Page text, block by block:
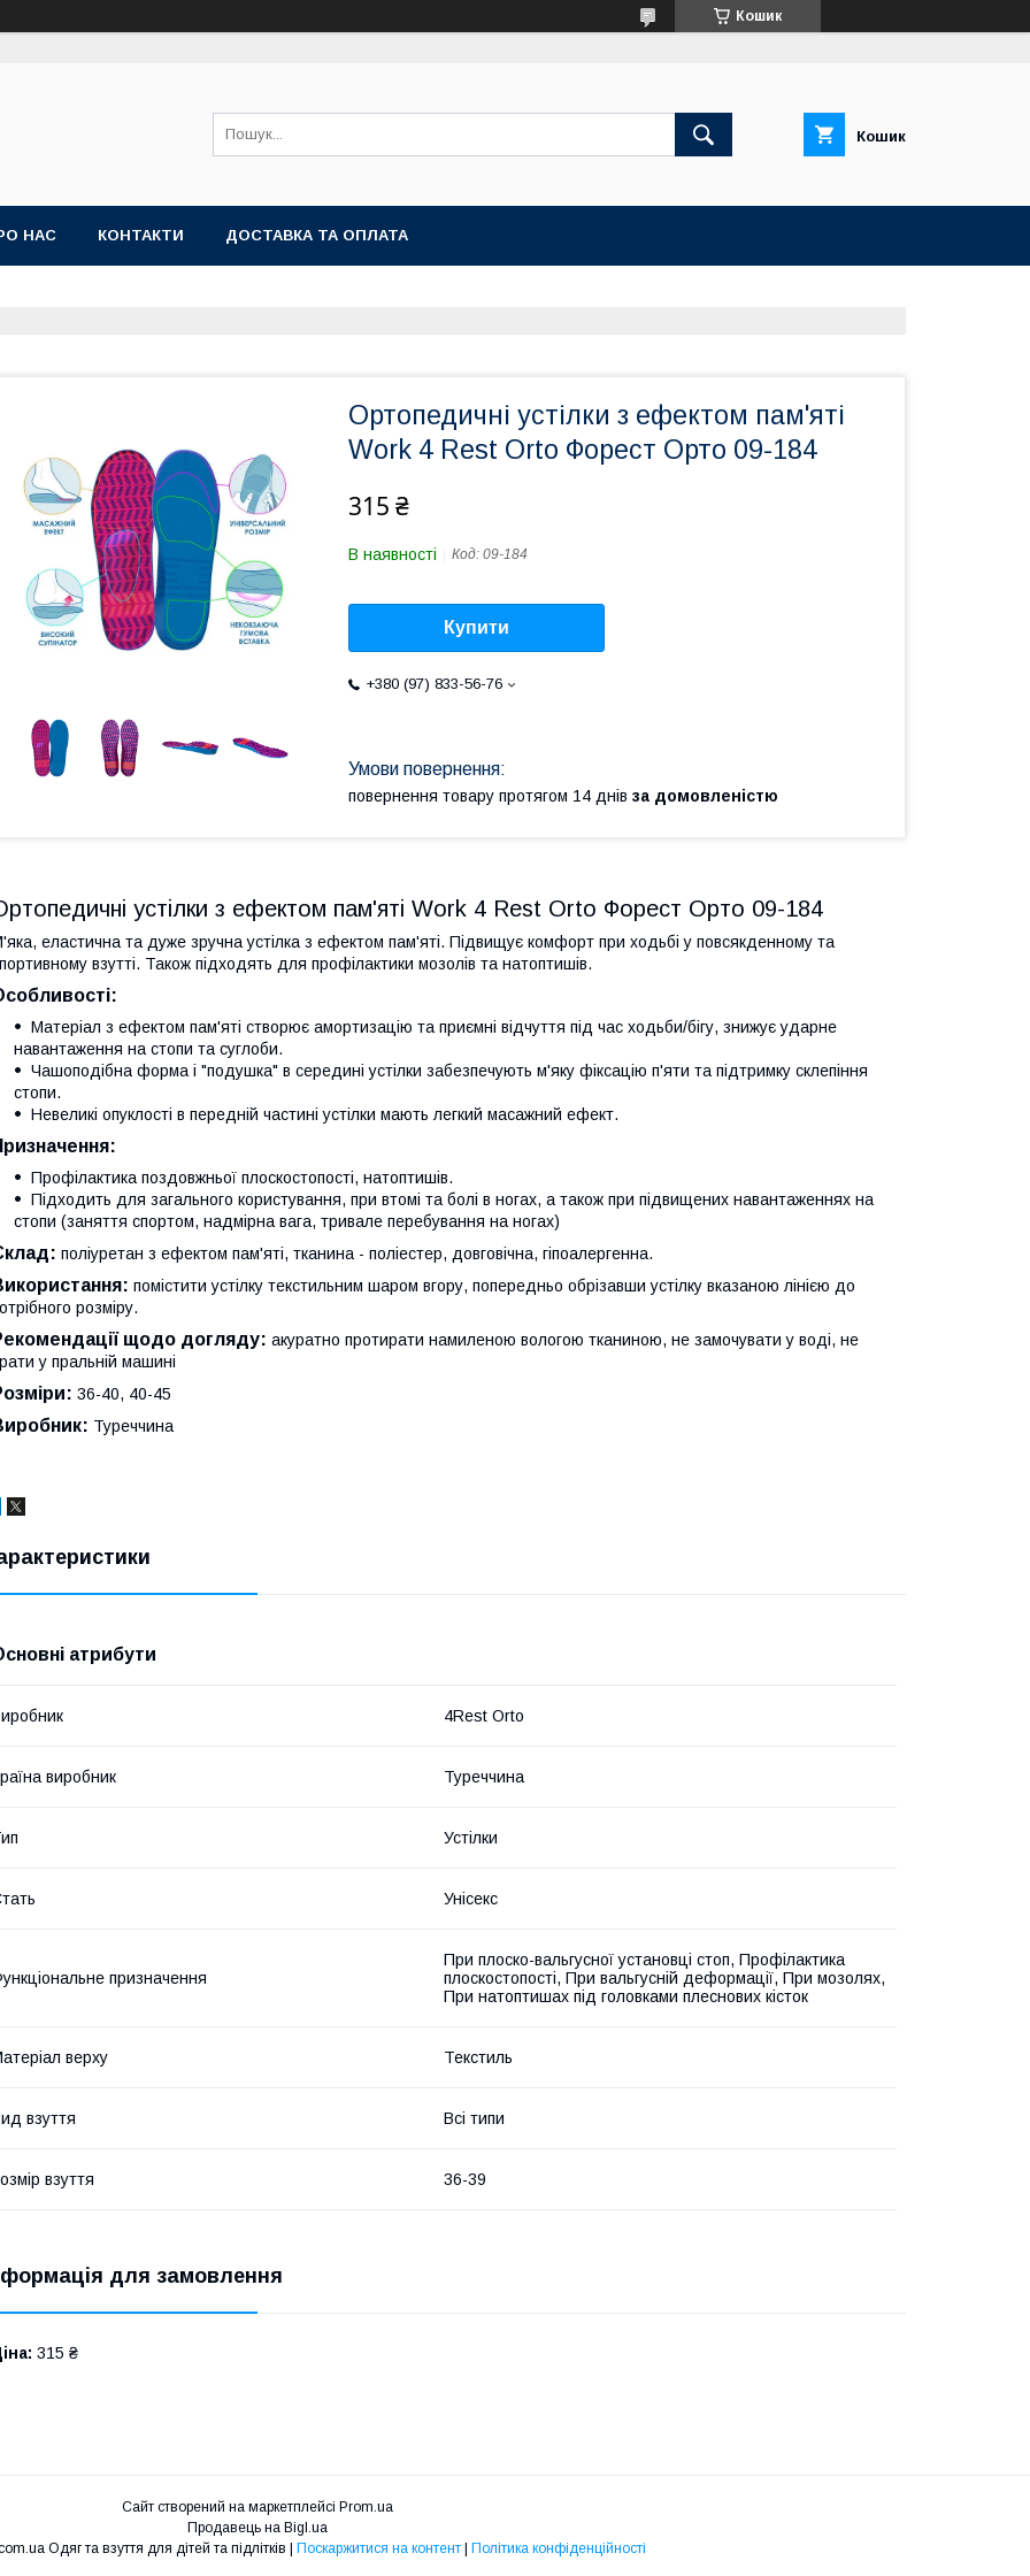
Кошик
Кошик
НАС КОНТАКТИ ДОСТАВКА ТА ОПЛАТА
Ортопедичні устілки з ефектом пам'яті
Work 4 Rest Orto Форест Орто 09-184
315 ₴
В наявності Код: 09-184
Купити
+380 (97) 833-56-76
повернення товару протягом 14 днів за домовленістю
устілки з ефектом пам'яті Work 4 Rest Orto Форест Орто 09-184
еластична та дуже зручна устілка з ефектом пам'яті. Підвищує комфорт при ходьбі у повсякденному та
взутті. Також підходять для профілактики мозолів та натоптишів.
Матеріал з ефектом пам'яті створює амортизацію та приємні відчуття під час ходьби/бігу, знижує ударне
навантаження на стопи та суглоби.
Чашоподібна форма і "подушка" в середині устілки забезпечують м'яку фіксацію п'яти та підтримку склепіння
стопи.
Невеликі опуклості в передній частині устілки мають легкий масажний ефект.
Профілактика поздовжньої плоскостопості, натоптишів.
Підходить для загального користування, при втомі та болі в ногах, а також при підвищених навантаженнях на
стопи (заняття спортом, надмірна вага, тривале перебування на ногах)
поліуретан з ефектом пам'яті, тканина - поліестер, довговічна, гіпоалергенна.
помістити устілку текстильним шаром вгору, попередньо обрізавши устілку вказаною лінією до
розміру.
щодо догляду: акуратно протирати намиленою вологою тканиною, не замочувати у воді, не
у пральній машині
36-40, 40-45
Туреччина
атрибути
4Rest Orto
виробник Туреччина
Устілки
Унісекс
призначення
При плоско-вальгусної установці стоп, Профілактика
плоскостопості, При вальгусній деформації, При мозолях,
При натоптишах під головками плеснових кісток
верху Текстиль
взуття Всі типи
взуття 36-39
для замовлення
315 ₴
Сайт створений на маркетплейсі Prom.ua
Продавець на Bigl.ua
Магазин mirdetstva.com.ua Одяг та взуття для дітей та підлітків | Поскаржитися на контент | Політика конфіденційності